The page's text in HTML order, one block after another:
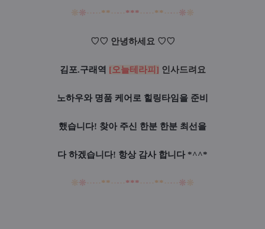
❊❊· · · · ·**· · · · ·***· · · · ·**· · · · ·❊❊
♡♡ 안녕하세요 ♡♡
김포.구래역 [오늘테라피] 인사드려요
노하우와 명품 케어로 힐링타임을 준비
했습니다! 찾아 주신 한분 한분 최선을
다 하겠습니다! 항상 감사 합니다 *^^*
❊❊· · · · ·**· · · · ·***· · · · ·**· · · · ·❊❊